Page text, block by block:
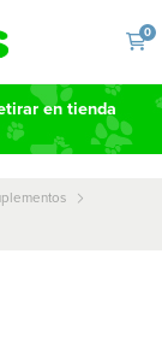
0
en tienda